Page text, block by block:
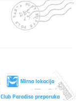
Mirna lokacija
Club Paradiso preporuka